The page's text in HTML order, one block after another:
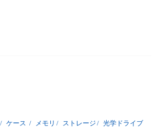
/ ケース / メモリ / ストレージ / 光学ドライブ